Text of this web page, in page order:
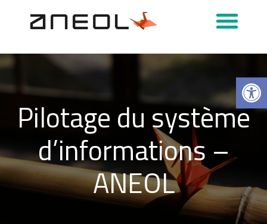
Pilotage du système
d’informations –
ANEOL
Ouvrir